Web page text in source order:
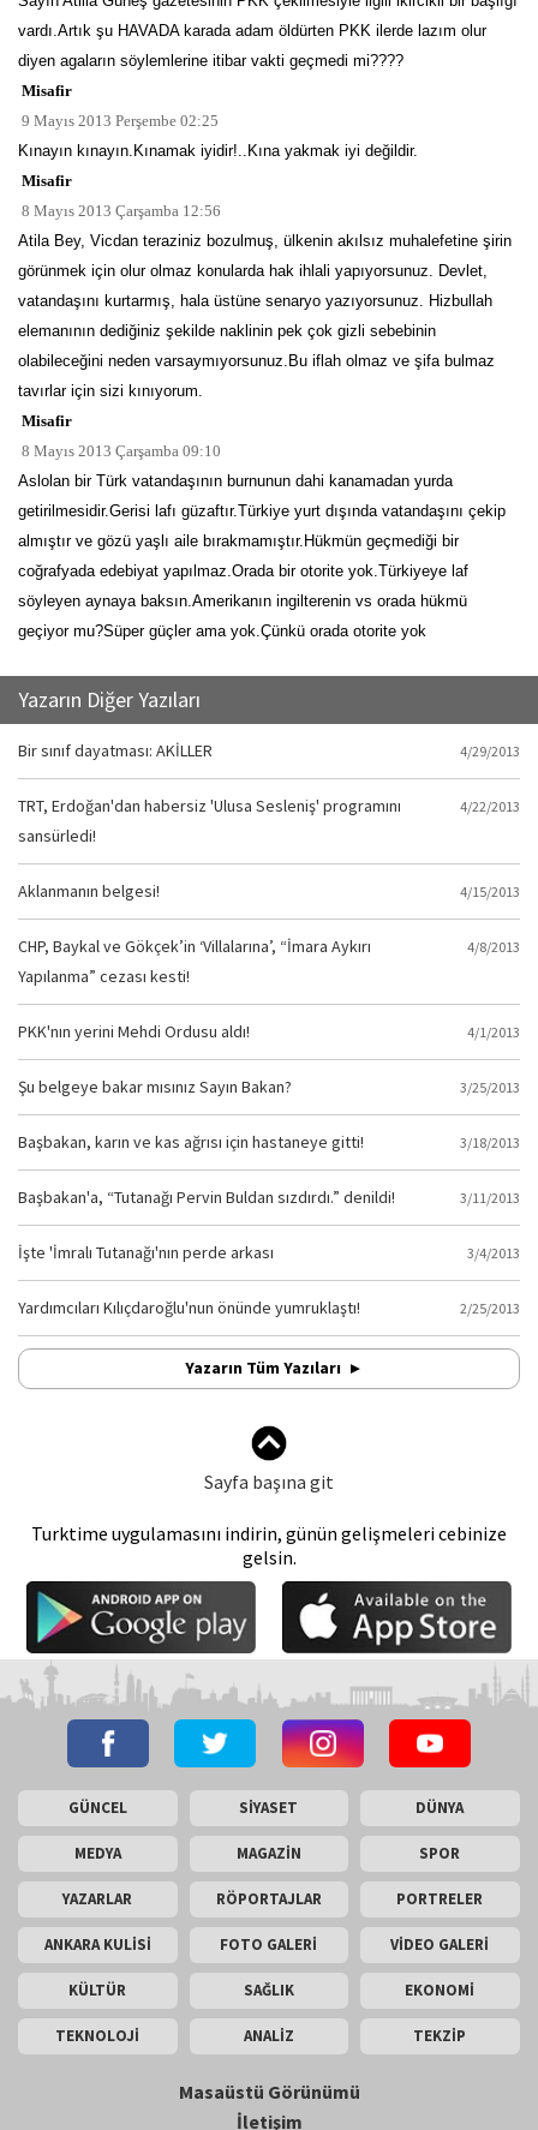
vardı.Artık şu HAVADA karada adam öldürten PKK ilerde lazım olur
diyen agaların söylemlerine itibar vakti geçmedi mi????
Misafir
9 Mayıs 2013 Perşembe 02:25
Kınayın kınayın.Kınamak iyidir!..Kına yakmak iyi değildir.
Misafir
8 Mayıs 2013 Çarşamba 12:56
Atila Bey, Vicdan teraziniz bozulmuş, ülkenin akılsız muhalefetine şirin
görünmek için olur olmaz konularda hak ihlali yapıyorsunuz. Devlet,
vatandaşını kurtarmış, hala üstüne senaryo yazıyorsunuz. Hizbullah
elemanının dediğiniz şekilde naklinin pek çok gizli sebebinin
olabileceğini neden varsaymıyorsunuz.Bu iflah olmaz ve şifa bulmaz
tavırlar için sizi kınıyorum.
Misafir
8 Mayıs 2013 Çarşamba 09:10
Aslolan bir Türk vatandaşının burnunun dahi kanamadan yurda
getirilmesidir.Gerisi lafı güzaftır.Türkiye yurt dışında vatandaşını çekip
almıştır ve gözü yaşlı aile bırakmamıştır.Hükmün geçmediği bir
coğrafyada edebiyat yapılmaz.Orada bir otorite yok.Türkiyeye laf
söyleyen aynaya baksın.Amerikanın ingilterenin vs orada hükmü
geçiyor mu?Süper güçler ama yok.Çünkü orada otorite yok
Yazarın Diğer Yazıları
Bir sınıf dayatması: AKİLLER 4/29/2013
TRT, Erdoğan'dan habersiz 'Ulusa Sesleniş' programını
sansürledi!
4/22/2013
Aklanmanın belgesi! 4/15/2013
CHP, Baykal ve Gökçek’in ‘Villalarına’, “İmara Aykırı
Yapılanma” cezası kesti!
4/8/2013
PKK'nın yerini Mehdi Ordusu aldı! 4/1/2013
Şu belgeye bakar mısınız Sayın Bakan? 3/25/2013
Başbakan, karın ve kas ağrısı için hastaneye gitti! 3/18/2013
Başbakan'a, “Tutanağı Pervin Buldan sızdırdı.” denildi! 3/11/2013
İşte 'İmralı Tutanağı'nın perde arkası 3/4/2013
Yardımcıları Kılıçdaroğlu'nun önünde yumruklaştı! 2/25/2013
Yazarın Tüm Yazıları
Sayfa başına git
Turktime uygulamasını indirin, günün gelişmeleri cebinize
gelsin.
GÜNCEL SİYASET DÜNYA
MEDYA MAGAZİN SPOR
YAZARLAR RÖPORTAJLAR PORTRELER
ANKARA KULİSİ FOTO GALERİ VİDEO GALERİ
KÜLTÜR SAĞLIK EKONOMİ
TEKNOLOJİ ANALİZ TEKZİP
Masaüstü Görünümü
İletişim